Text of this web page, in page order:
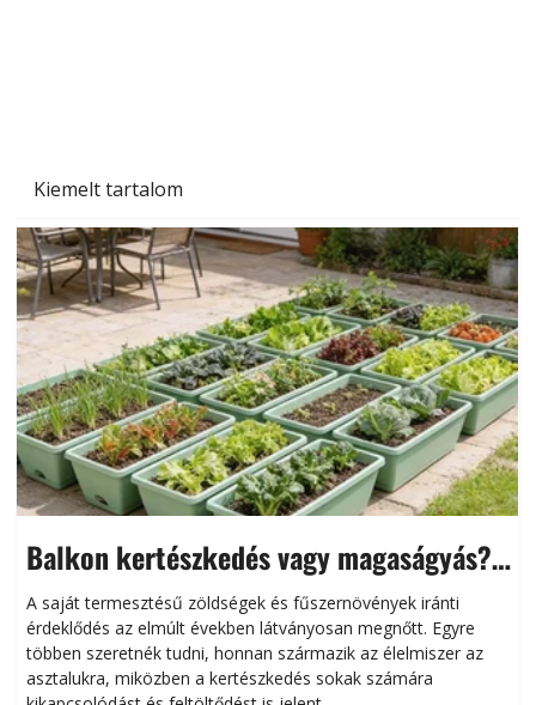
Kiemelt tartalom
Balkon kertészkedés vagy magaságyás?
Helytakarékos kertészkedés
A saját termesztésű zöldségek és fűszernövények iránti
érdeklődés az elmúlt években látványosan megnőtt. Egyre
többen szeretnék tudni, honnan származik az élelmiszer az
asztalukra, miközben a kertészkedés sokak számára